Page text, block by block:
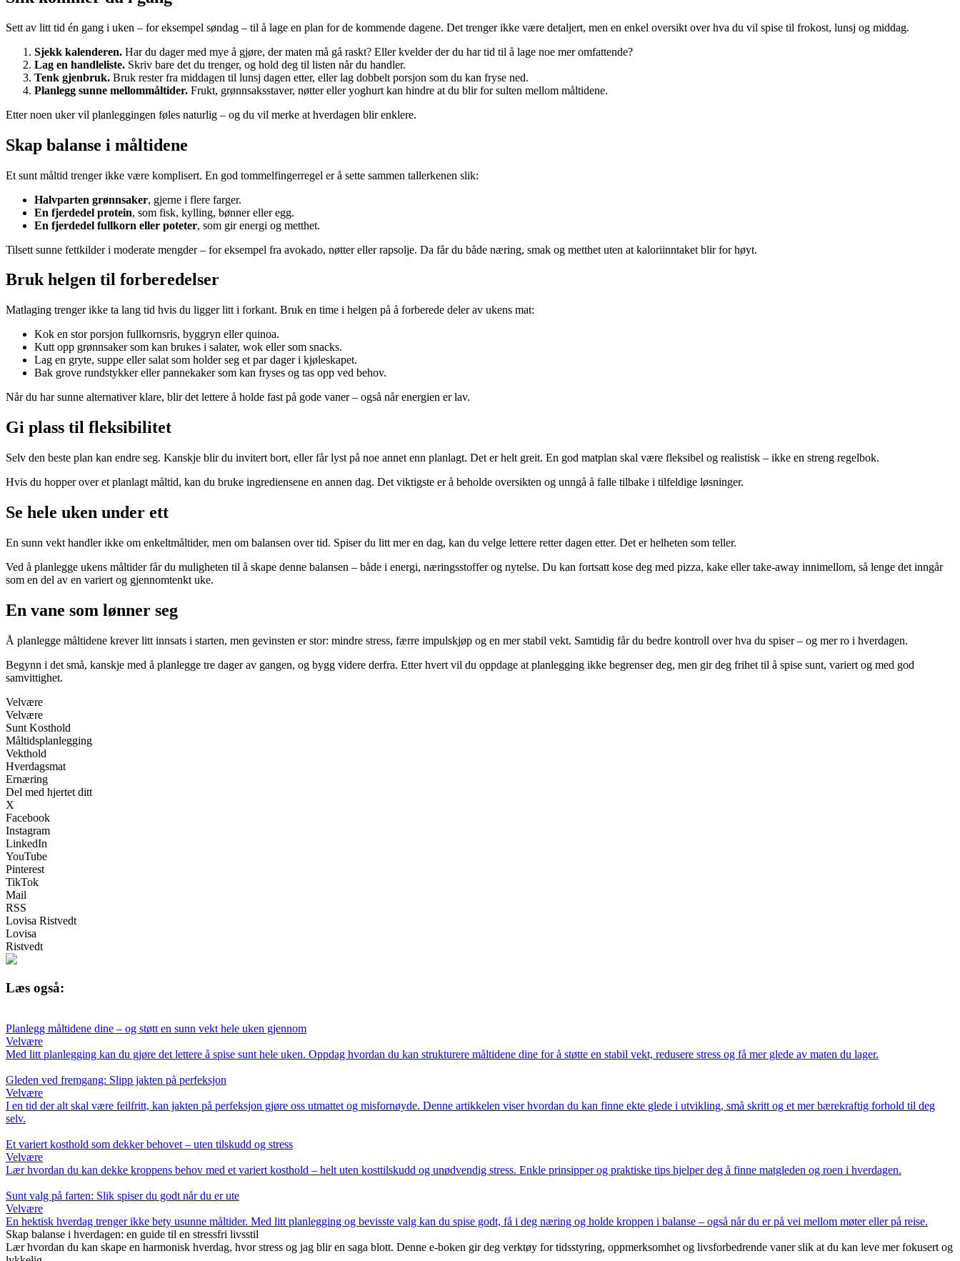
Sett av litt tid én gang i uken – for eksempel søndag – til å lage en plan for de kommende dagene. Det trenger ikke være detaljert, men en enkel oversikt over hva du vil spise til frokost, lunsj og middag.
Sjekk kalenderen. Har du dager med mye å gjøre, der maten må gå raskt? Eller kvelder der du har tid til å lage noe mer omfattende?
Lag en handleliste. Skriv bare det du trenger, og hold deg til listen når du handler.
Tenk gjenbruk. Bruk rester fra middagen til lunsj dagen etter, eller lag dobbelt porsjon som du kan fryse ned.
Planlegg sunne mellommåltider. Frukt, grønnsaksstaver, nøtter eller yoghurt kan hindre at du blir for sulten mellom måltidene.
Etter noen uker vil planleggingen føles naturlig – og du vil merke at hverdagen blir enklere.
Skap balanse i måltidene
Et sunt måltid trenger ikke være komplisert. En god tommelfingerregel er å sette sammen tallerkenen slik:
Halvparten grønnsaker, gjerne i flere farger.
En fjerdedel protein, som fisk, kylling, bønner eller egg.
En fjerdedel fullkorn eller poteter, som gir energi og metthet.
Tilsett sunne fettkilder i moderate mengder – for eksempel fra avokado, nøtter eller rapsolje. Da får du både næring, smak og metthet uten at kaloriinntaket blir for høyt.
Bruk helgen til forberedelser
Matlaging trenger ikke ta lang tid hvis du ligger litt i forkant. Bruk en time i helgen på å forberede deler av ukens mat:
Kok en stor porsjon fullkornsris, byggryn eller quinoa.
Kutt opp grønnsaker som kan brukes i salater, wok eller som snacks.
Lag en gryte, suppe eller salat som holder seg et par dager i kjøleskapet.
Bak grove rundstykker eller pannekaker som kan fryses og tas opp ved behov.
Når du har sunne alternativer klare, blir det lettere å holde fast på gode vaner – også når energien er lav.
Gi plass til fleksibilitet
Selv den beste plan kan endre seg. Kanskje blir du invitert bort, eller får lyst på noe annet enn planlagt. Det er helt greit. En god matplan skal være fleksibel og realistisk – ikke en streng regelbok.
Hvis du hopper over et planlagt måltid, kan du bruke ingrediensene en annen dag. Det viktigste er å beholde oversikten og unngå å falle tilbake i tilfeldige løsninger.
Se hele uken under ett
En sunn vekt handler ikke om enkeltmåltider, men om balansen over tid. Spiser du litt mer en dag, kan du velge lettere retter dagen etter. Det er helheten som teller.
Ved å planlegge ukens måltider får du muligheten til å skape denne balansen – både i energi, næringsstoffer og nytelse. Du kan fortsatt kose deg med pizza, kake eller take-away innimellom, så lenge det inngår
som en del av en variert og gjennomtenkt uke.
En vane som lønner seg
Å planlegge måltidene krever litt innsats i starten, men gevinsten er stor: mindre stress, færre impulskjøp og en mer stabil vekt. Samtidig får du bedre kontroll over hva du spiser – og mer ro i hverdagen.
Begynn i det små, kanskje med å planlegge tre dager av gangen, og bygg videre derfra. Etter hvert vil du oppdage at planlegging ikke begrenser deg, men gir deg frihet til å spise sunt, variert og med god
samvittighet.
Velvære
Velvære
Sunt Kosthold
Måltidsplanlegging
Vekthold
Hverdagsmat
Ernæring
Del med hjertet ditt
X
Facebook
Instagram
LinkedIn
YouTube
Pinterest
TikTok
Mail
RSS
Lovisa Ristvedt
Lovisa
Ristvedt
Læs også:
Planlegg måltidene dine – og støtt en sunn vekt hele uken gjennom
Velvære
Med litt planlegging kan du gjøre det lettere å spise sunt hele uken. Oppdag hvordan du kan strukturere måltidene dine for å støtte en stabil vekt, redusere stress og få mer glede av maten du lager.
Gleden ved fremgang: Slipp jakten på perfeksjon
Velvære
I en tid der alt skal være feilfritt, kan jakten på perfeksjon gjøre oss utmattet og misfornøyde. Denne artikkelen viser hvordan du kan finne ekte glede i utvikling, små skritt og et mer bærekraftig forhold til deg
selv.
Et variert kosthold som dekker behovet – uten tilskudd og stress
Velvære
Lær hvordan du kan dekke kroppens behov med et variert kosthold – helt uten kosttilskudd og unødvendig stress. Enkle prinsipper og praktiske tips hjelper deg å finne matgleden og roen i hverdagen.
Sunt valg på farten: Slik spiser du godt når du er ute
Velvære
En hektisk hverdag trenger ikke bety usunne måltider. Med litt planlegging og bevisste valg kan du spise godt, få i deg næring og holde kroppen i balanse – også når du er på vei mellom møter eller på reise.
Skap balanse i hverdagen: en guide til en stressfri livsstil
Lær hvordan du kan skape en harmonisk hverdag, hvor stress og jag blir en saga blott. Denne e-boken gir deg verktøy for tidsstyring, oppmerksomhet og livsforbedrende vaner slik at du kan leve mer fokusert og